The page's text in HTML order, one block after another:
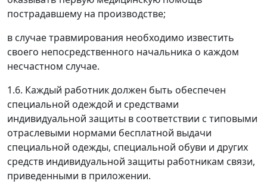
пострадавшему на производстве;
в случае травмирования необходимо известить
своего непосредственного начальника о каждом
несчастном случае.
1.6. Каждый работник должен быть обеспечен
специальной одеждой и средствами
индивидуальной защиты в соответствии с типовыми
отраслевыми нормами бесплатной выдачи
специальной одежды, специальной обуви и других
средств индивидуальной защиты работникам связи,
приведенными в приложении.